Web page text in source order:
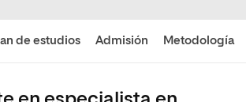
de estudios Admisión Metodología